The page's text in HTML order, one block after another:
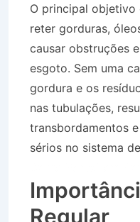
O principal objetivo
reter gorduras,
causar obstruções
esgoto. Sem uma
gordura e os
nas tubulações,
transbordamentos
sérios no sistema
Regular